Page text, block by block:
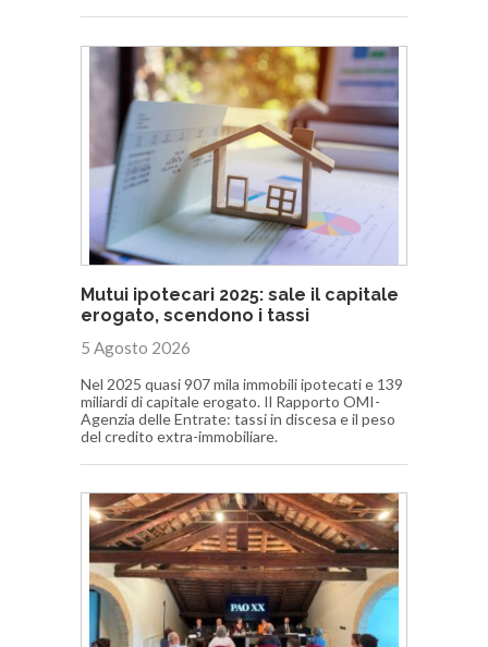
Mutui ipotecari 2025: sale il capitale
erogato, scendono i tassi
5 Agosto 2026
Nel 2025 quasi 907 mila immobili ipotecati e 139
miliardi di capitale erogato. Il Rapporto OMI-
Agenzia delle Entrate: tassi in discesa e il peso
del credito extra-immobiliare.